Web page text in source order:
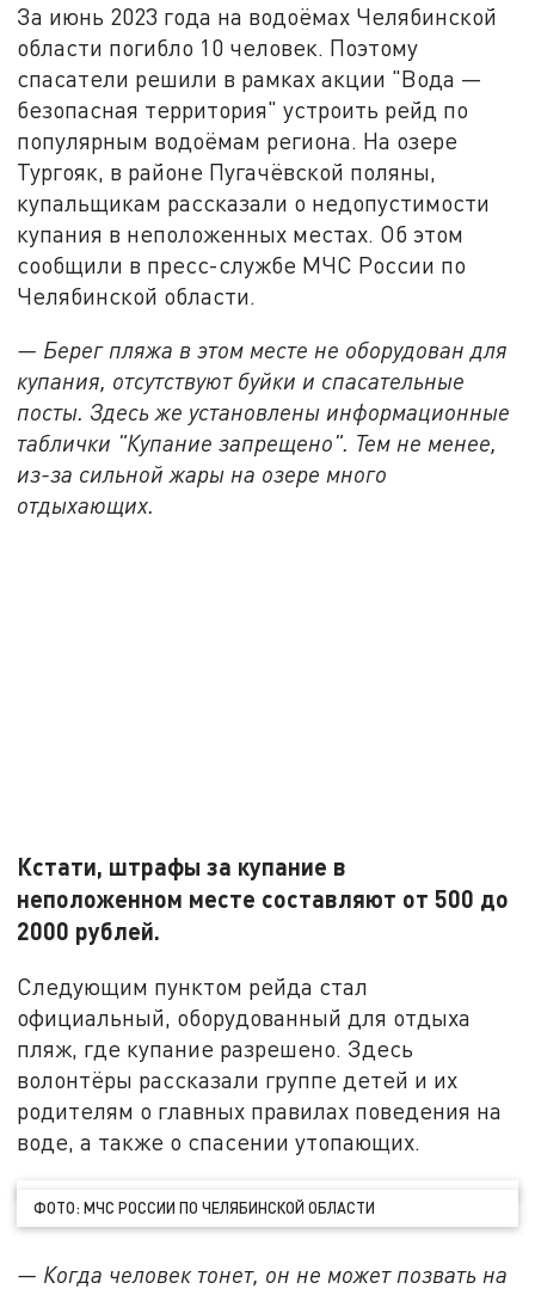
За июнь 2023 года на водоёмах Челябинской
области погибло 10 человек. Поэтому
спасатели решили в рамках акции "Вода —
безопасная территория" устроить рейд по
популярным водоёмам региона. На озере
Тургояк, в районе Пугачёвской поляны,
купальщикам рассказали о недопустимости
купания в неположенных местах. Об этом
сообщили в пресс-службе МЧС России по
Челябинской области.
— Берег пляжа в этом месте не оборудован для
купания, отсутствуют буйки и спасательные
посты. Здесь же установлены информационные
таблички "Купание запрещено". Тем не менее,
из-за сильной жары на озере много
отдыхающих.
Кстати, штрафы за купание в
неположенном месте составляют от 500 до
2000 рублей.
Следующим пунктом рейда стал
официальный, оборудованный для отдыха
пляж, где купание разрешено. Здесь
волонтёры рассказали группе детей и их
родителям о главных правилах поведения на
воде, а также о спасении утопающих.
ФОТО: МЧС РОССИИ ПО ЧЕЛЯБИНСКОЙ ОБЛАСТИ
— Когда человек тонет, он не может позвать на